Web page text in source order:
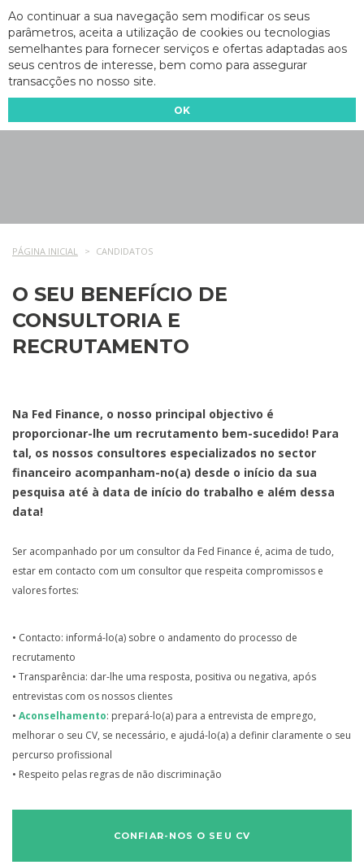
Ao continuar a sua navegação sem modificar os seus
parâmetros, aceita a utilização de cookies ou tecnologias
semelhantes para fornecer serviços e ofertas adaptadas aos
seus centros de interesse, bem como para assegurar
transacções no nosso site.
OK
PÁGINA INICIAL CANDIDATOS
O SEU BENEFÍCIO DE
CONSULTORIA E
RECRUTAMENTO
Na Fed Finance, o nosso principal objectivo é
proporcionar-lhe um recrutamento bem-sucedido! Para
tal, os nossos consultores especializados no sector
financeiro acompanham-no(a) desde o início da sua
pesquisa até à data de início do trabalho e além dessa
data!
Ser acompanhado por um consultor da Fed Finance é, acima de tudo,
estar em contacto com um consultor que respeita compromissos e
valores fortes:
• Contacto: informá-lo(a) sobre o andamento do processo de
recrutamento
• Transparência: dar-lhe uma resposta, positiva ou negativa, após
entrevistas com os nossos clientes
• Aconselhamento: prepará-lo(a) para a entrevista de emprego,
melhorar o seu CV, se necessário, e ajudá-lo(a) a definir claramente o seu
percurso profissional
• Respeito pelas regras de não discriminação
CONFIAR-NOS O SEU CV